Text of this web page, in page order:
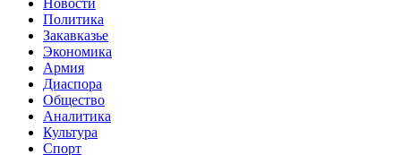
Новости
Политика
Закавказье
Экономика
Армия
Диаспора
Общество
Аналитика
Культура
Спорт